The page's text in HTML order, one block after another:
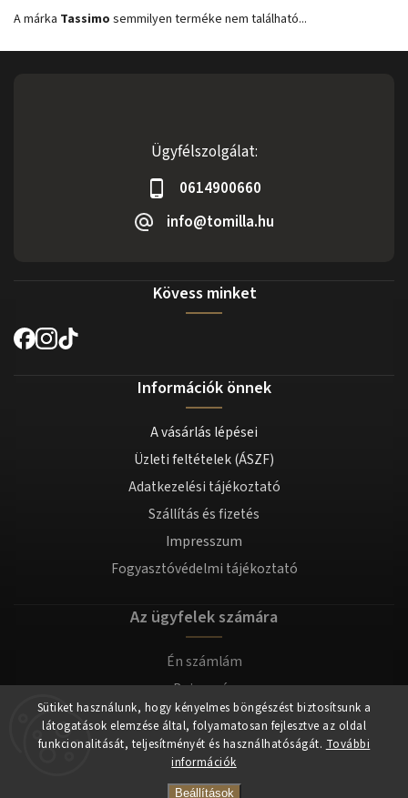
Sütiket használunk, hogy kényelmes böngészést biztosítsunk a
látogatások elemzése által, folyamatosan fejlesztve az oldal
funkcionalitását, teljesítményét és használhatóságát. További
információk
Beállítások
A márka Tassimo semmilyen terméke nem található...
Ügyfélszolgálat:
0614900660
info@tomilla.hu
Kövess minket
Információk önnek
A vásárlás lépései
Üzleti feltételek (ÁSZF)
Adatkezelési tájékoztató
Szállítás és fizetés
Impresszum
Fogyasztóvédelmi tájékoztató
Az ügyfelek számára
Én számlám
Bejegyzés
Bejelentkezés
Copyright 2026tomilla.hu. Minden jog fenntartva.